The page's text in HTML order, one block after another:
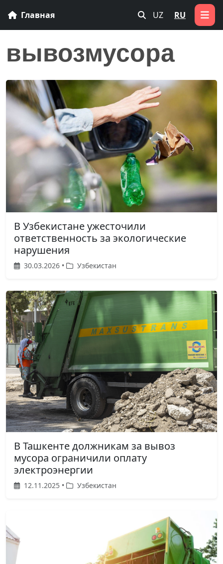
Главная UZ RU
вывозмусора
В Узбекистане ужесточили
ответственность за экологические
нарушения
30.03.2026 • Узбекистан
В Ташкенте должникам за вывоз
мусора ограничили оплату
электроэнергии
12.11.2025 • Узбекистан